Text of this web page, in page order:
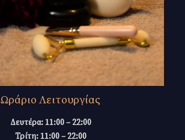
Ωράριο Λειτουργίας
Δευτέρα: 11:00 – 22:00
Τρίτη: 11:00 – 22:00